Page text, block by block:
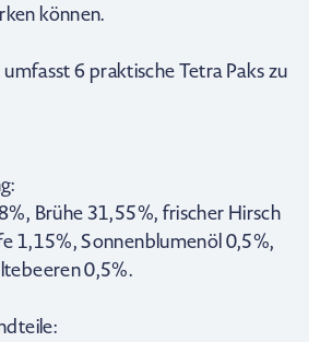
können.
6 praktische Tetra Paks zu
Brühe 31,55%, frischer Hirsch
1,15%, Sonnenblumenöl 0,5%,
0,5%.